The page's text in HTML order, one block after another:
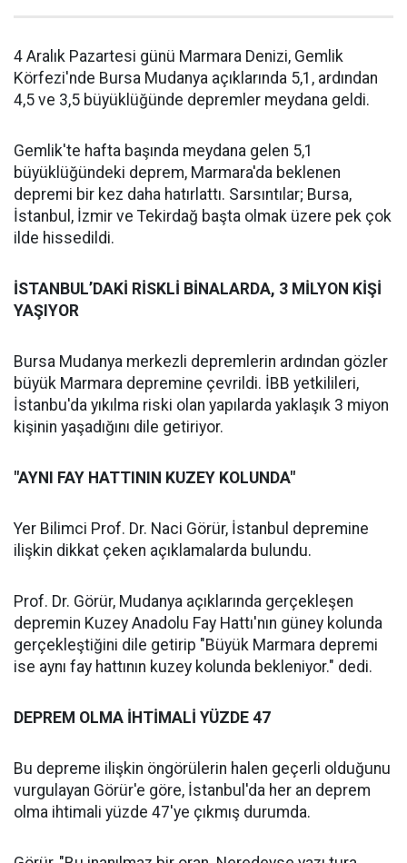
4 Aralık Pazartesi günü Marmara Denizi, Gemlik
Körfezi'nde Bursa Mudanya açıklarında 5,1, ardından
4,5 ve 3,5 büyüklüğünde depremler meydana geldi.
Gemlik'te hafta başında meydana gelen 5,1
büyüklüğündeki deprem, Marmara'da beklenen
depremi bir kez daha hatırlattı. Sarsıntılar; Bursa,
İstanbul, İzmir ve Tekirdağ başta olmak üzere pek çok
ilde hissedildi.
İSTANBUL’DAKİ RİSKLİ BİNALARDA, 3 MİLYON KİŞİ
YAŞIYOR
Bursa Mudanya merkezli depremlerin ardından gözler
büyük Marmara depremine çevrildi. İBB yetkilileri,
İstanbu'da yıkılma riski olan yapılarda yaklaşık 3 miyon
kişinin yaşadığını dile getiriyor.
"AYNI FAY HATTININ KUZEY KOLUNDA"
Yer Bilimci Prof. Dr. Naci Görür, İstanbul depremine
ilişkin dikkat çeken açıklamalarda bulundu.
Prof. Dr. Görür, Mudanya açıklarında gerçekleşen
depremin Kuzey Anadolu Fay Hattı'nın güney kolunda
gerçekleştiğini dile getirip "Büyük Marmara depremi
ise aynı fay hattının kuzey kolunda bekleniyor." dedi.
DEPREM OLMA İHTİMALİ YÜZDE 47
Bu depreme ilişkin öngörülerin halen geçerli olduğunu
vurgulayan Görür'e göre, İstanbul'da her an deprem
olma ihtimali yüzde 47'ye çıkmış durumda.